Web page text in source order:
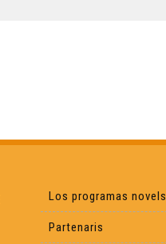
Los programas novels
Partenaris